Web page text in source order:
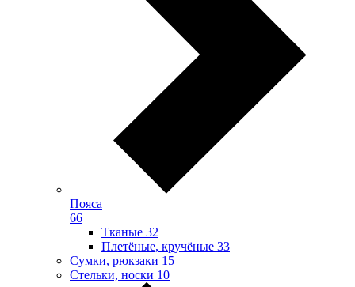
Пояса
66
Тканые 32
Плетёные, кручёные 33
Сумки, рюкзаки 15
Стельки, носки 10